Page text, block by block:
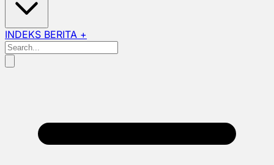
INDEKS BERITA +